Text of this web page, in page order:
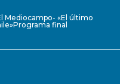
Mediocampo- «El último
final